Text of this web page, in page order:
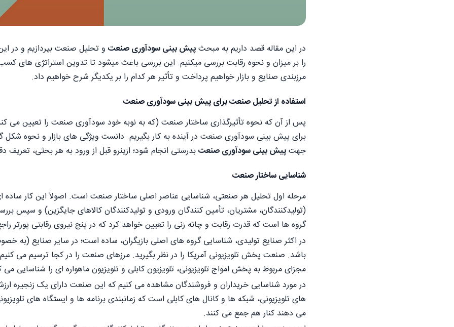
در این مقاله قصد داریم به مبحثپیش بینی سودآوری صنعت و تحلیل صنعت بپردازیم و در
را بر میزان و نحوه رقابت بررسی میکنیم. این بررسی باعث میشود تا تدوین استراتژی های
مرزبندی صنایع و بازار خواهیم پرداخت و تأثیر هر کدام را بر یکدیگر شرح خواهیم داد.
استفاده از تحلیل صنعت برای پیش بینی سودآوری صنعت
پس از آن که نحوه تأثیرگذاری ساختار صنعت (که به نوبه خود سودآوری صنعت را تعیین می
برای پیش بینی سودآوری صنعت در آینده به کار بگیریم. دانست ویژگی های بازار و نحوه شکل
جهتپیش بینی سودآوری صنعتبدرستی انجام شود؛ ازینرو قبل از ورود به هر بحثی،
شناسایی ساختار صنعت
مرحله اول تحلیل هر صنعتی، شناسایی عناصر اصلی ساختار صنعت است. اصولاً این کار ساده
(تولیدکنندگان، مشتریان، تأمین کنندگان ورودی و تولیدکنندگان کالاهای جایگزین) و
گروه ها است که قدرت رقابت و چانه زنی را تعیین خواهد کرد که در پنج نیروی رقابتی پورتر
در اکثر صنایع تولیدی، شناسایی گروه های اصلی بازیگران، ساده است؛ در سایر صنایع
باشد. صنعت پخش تلویزیونی آمریکا را در نظر بگیرید. مرزهای صنعت را در کجا ترسیم می
مجزای مربوط به پخش امواج تلویزیونی، تلویزیون کابلی و تلویزیون ماهواره ای را شناسایی می
در مورد شناسایی خریداران و فروشندگان مشاهده می کنیم که این صنعت دارای یک زنجیره
های تلویزیونی، شبکه ها و کانال های کابلی است که زمانبندی برنامه ها و ایستگاه های
می دهند کنار هم جمع می کنند.